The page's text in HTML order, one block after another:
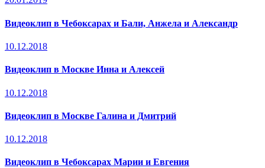
Видеоклип в Чебоксарах и Бали, Анжела и Александр
10.12.2018
Видеоклип в Москве Инна и Алексей
10.12.2018
Видеоклип в Москве Галина и Дмитрий
10.12.2018
Видеоклип в Чебоксарах Марии и Евгения